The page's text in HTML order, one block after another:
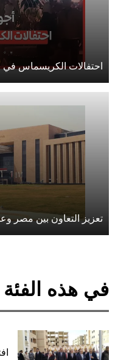
احتفالات الكريسماس
تعزيز التعاون بين مصر
في هذه الفئة